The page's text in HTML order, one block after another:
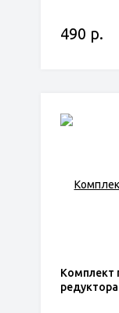
490 р.
Комплект